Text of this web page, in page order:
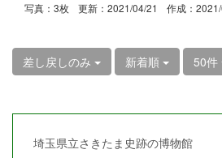
写真：3枚 更新：2021/04/21 作成：
差し戻しのみ 新着順 50件
埼玉県立さきたま史跡の博物館